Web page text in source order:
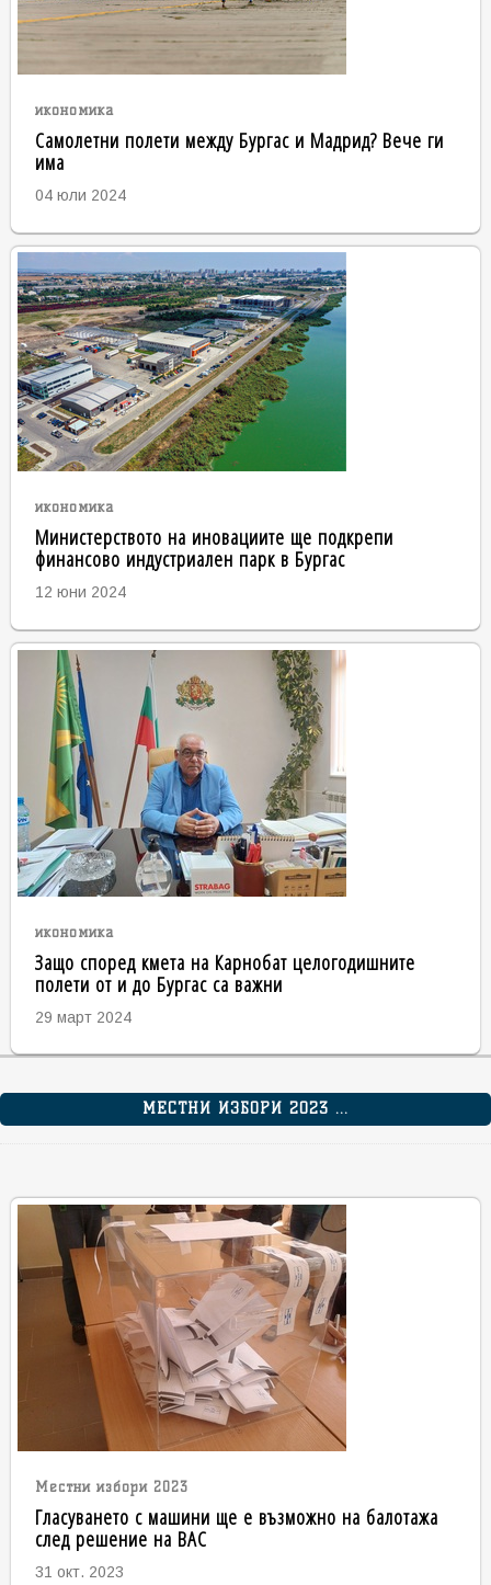
икономика
Самолетни полети между Бургас и Мадрид? Вече ги
има
04 юли 2024
икономика
Министерството на иновациите ще подкрепи
финансово индустриален парк в Бургас
12 юни 2024
икономика
Защо според кмета на Карнобат целогодишните
полети от и до Бургас са важни
29 март 2024
МЕСТНИ ИЗБОРИ 2023 ...
Местни избори 2023
Гласуването с машини ще е възможно на балотажа
след решение на ВАС
31 окт. 2023